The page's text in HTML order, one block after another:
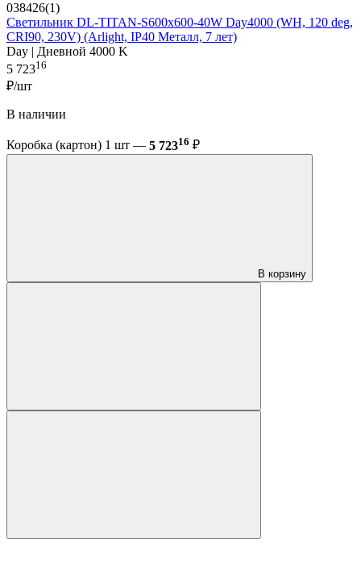
038426(1)
Светильник DL-TITAN-S600x600-40W Day4000 (WH, 120 deg,
CRI90, 230V) (Arlight, IP40 Металл, 7 лет)
Day | Дневной 4000 K
5 72316
₽/шт
В наличии
Коробка (картон) 1 шт — 5 72316 ₽
В корзину